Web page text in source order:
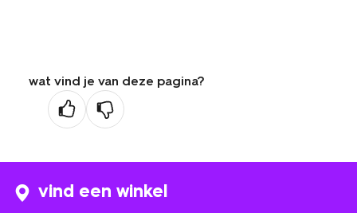
wat vind je van deze pagina?
vind een winkel